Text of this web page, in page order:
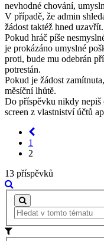
nevhodné chování,
V případě, že admin
žádost taktéž hned uzavřít.
Pokud hráč píše
je prokázáno umyslné
proti, bude mu odebrán
potrestán.
Pokud je žádost
měsíční lhůtě.
Do příspěvku nikdy nepiš
screen z vlastniství účtů
1
2
13 příspěvků